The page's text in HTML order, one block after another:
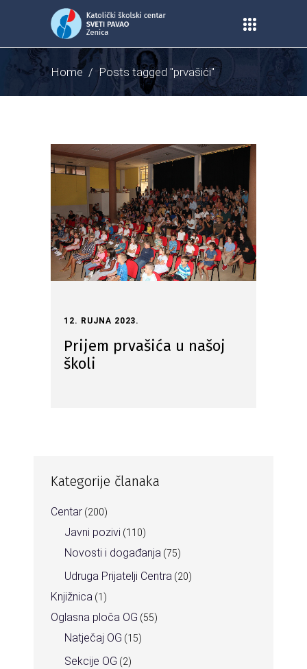
Home/Posts tagged "prvašići"
12. RUJNA 2023.
Prijem prvašića u našoj
školi
Kategorije članaka
Centar (200)
Javni pozivi (110)
Novosti i događanja (75)
Udruga Prijatelji Centra (20)
Knjižnica (1)
Oglasna ploča OG (55)
Natječaj OG (15)
Sekcije OG (2)